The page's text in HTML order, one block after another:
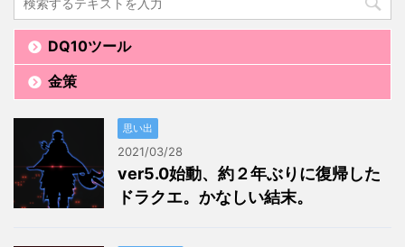
DQ10ツール
金策
思い出
2021/03/28
ver5.0始動、約２年ぶりに復帰した
ドラクエ。かなしい結末。